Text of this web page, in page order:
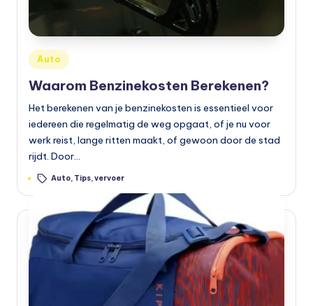
e
n
e
n
o
p
e
n
b
a
a
Geplaatst
in
Auto
Waarom Benzinekosten Berekenen?
Het berekenen van je benzinekosten is essentieel voor
iedereen die regelmatig de weg opgaat, of je nu voor
werk reist, lange ritten maakt, of gewoon door de stad
rijdt. Door…
Tags: Auto, Tips,vervoer